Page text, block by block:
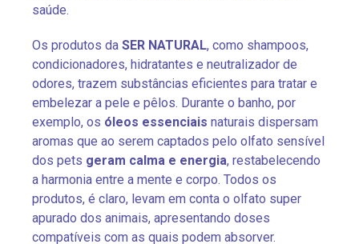
saúde.
Os produtos da SER NATURAL, como shampoos,
condicionadores, hidratantes e neutralizador de
odores, trazem substâncias eficientes para tratar e
embelezar a pele e pêlos. Durante o banho, por
exemplo, os óleos essenciais naturais dispersam
aromas que ao serem captados pelo olfato sensível
dos pets geram calma e energia, restabelecendo
a harmonia entre a mente e corpo. Todos os
produtos, é claro, levam em conta o olfato super
apurado dos animais, apresentando doses
compatíveis com as quais podem absorver.